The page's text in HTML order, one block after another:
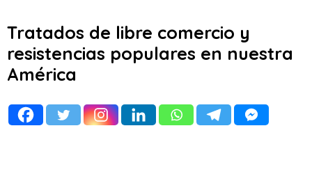
Tratados de libre comercio y
resistencias populares en nuestra
América